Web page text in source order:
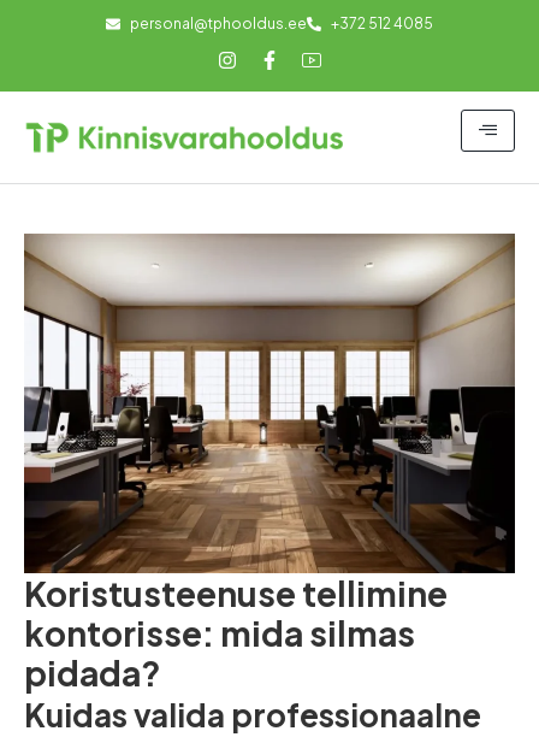
personal@tphooldus.ee +372 512 4085
Koristusteenuse tellimine
kontorisse: mida silmas
pidada?
Kuidas valida professionaalne